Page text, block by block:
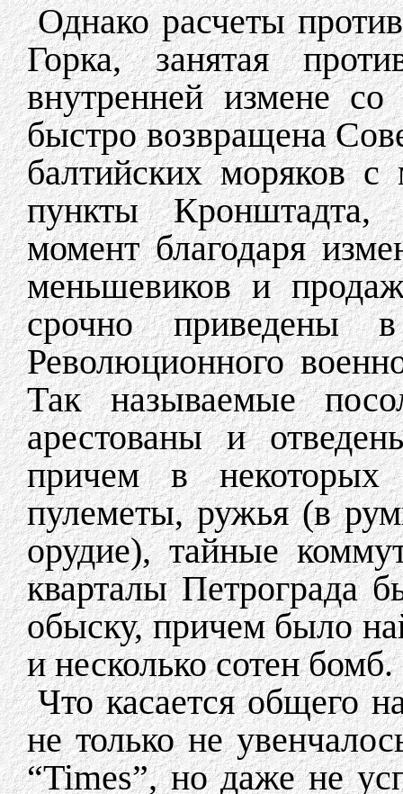
Однако расчеты
Горка, занятая
внутренней измене
быстро возвращена
балтийских моряков
пункты Кронштадта,
момент благодаря
меньшевиков и
срочно приведены
Революционного
Так называемые
арестованы и
причем в некоторых
пулеметы, ружья (в
орудие), тайные
кварталы Петрограда
обыску, причем было
и несколько сотен бомб.
Что касается общего
не только не
“Times”, но даже не